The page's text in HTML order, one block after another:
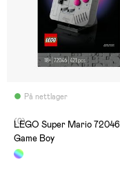
På nettlager
(0)
LEGO Super Mario 72046
Game Boy